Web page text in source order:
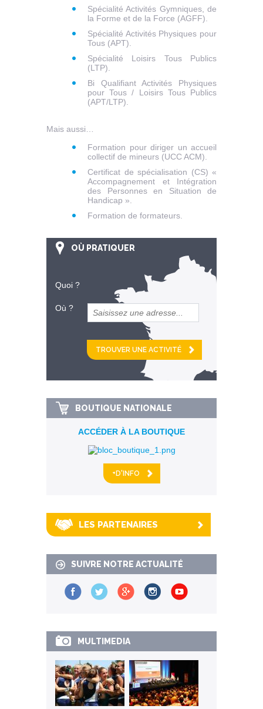
Spécialité Activités Gymniques, de
la Forme et de la Force (AGFF).
Spécialité Activités Physiques pour
Tous (APT).
Spécialité Loisirs Tous Publics
(LTP).
Bi Qualifiant Activités Physiques
pour Tous / Loisirs Tous Publics
(APT/LTP).
Mais aussi…
Formation pour diriger un accueil
collectif de mineurs (UCC ACM).
Certificat de spécialisation (CS) «
Accompagnement et Intégration
des Personnes en Situation de
Handicap ».
Formation de formateurs.
OÙ PRATIQUER
Quoi ?
Où ?
et
km alentour
BOUTIQUE NATIONALE
ACCÉDER À LA BOUTIQUE
+D'INFO
LES PARTENAIRES
SUIVRE NOTRE ACTUALITÉ
MULTIMEDIA